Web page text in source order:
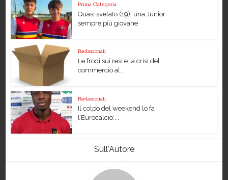
Prima Categoria
Quasi svelato (19): una Junior
sempre più giovane
Redazionali
Le frodi sui resi e la crisi del
commercio al...
Redazionali
Il colpo del weekend lo fa
l’Eurocalcio:...
Sull'Autore